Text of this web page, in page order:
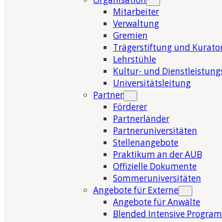
Mitarbeiter
Verwaltung
Gremien
Trägerstiftung und
Lehrstühle
Kultur- und
Universitätsleitung
Partner
Förderer
Partnerländer
Partneruniversitäten
Stellenangebote
Praktikum an der AUB
Offizielle Dokumente
Sommeruniversitäten
Angebote für Externe
Angebote für Anwälte
Blended Intensive Program